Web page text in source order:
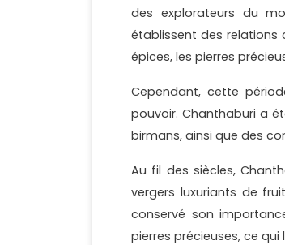
des explorateurs du
établissent des relations
épices, les pierres
Cependant, cette
pouvoir. Chanthaburi a
birmans, ainsi que des
Au fil des siècles,
vergers luxuriants de
conservé son
pierres précieuses, ce qui